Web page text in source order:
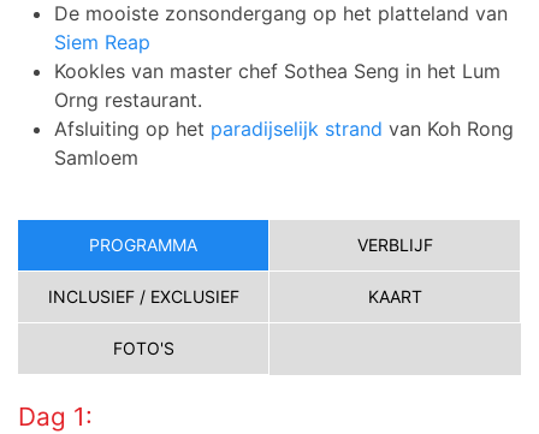
De mooiste zonsondergang op het platteland van
Siem Reap
Kookles van master chef Sothea Seng in het Lum
Orng restaurant.
Afsluiting op het paradijselijk strand van Koh Rong
Samloem
PROGRAMMA VERBLIJF
INCLUSIEF / EXCLUSIEF KAART
FOTO'S
Dag 1: